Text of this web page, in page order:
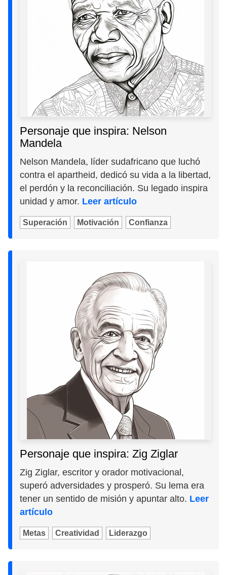
Personaje que inspira: Nelson
Mandela
Nelson Mandela, líder sudafricano que luchó
contra el apartheid, dedicó su vida a la libertad,
el perdón y la reconciliación. Su legado inspira
unidad y amor. Leer artículo
Superación Motivación Confianza
Personaje que inspira: Zig Ziglar
Zig Ziglar, escritor y orador motivacional,
superó adversidades y prosperó. Su lema era
tener un sentido de misión y apuntar alto. Leer
artículo
Metas Creatividad Liderazgo